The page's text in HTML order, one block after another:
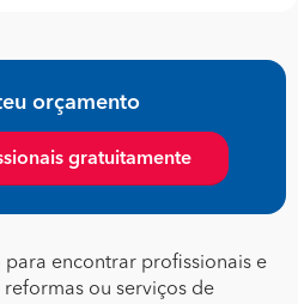
orçamento
gratuitamente
para encontrar profissionais e
ou serviços de